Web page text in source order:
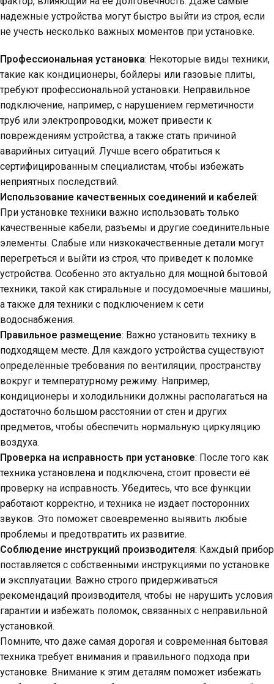
надежные устройства могут быстро выйти из строя, если
не учесть несколько важных моментов при установке.
Профессиональная установка: Некоторые виды техники,
такие как кондиционеры, бойлеры или газовые плиты,
требуют профессиональной установки. Неправильное
подключение, например, с нарушением герметичности
труб или электропроводки, может привести к
повреждениям устройства, а также стать причиной
аварийных ситуаций. Лучше всего обратиться к
сертифицированным специалистам, чтобы избежать
неприятных последствий.
Использование качественных соединений и кабелей:
При установке техники важно использовать только
качественные кабели, разъемы и другие соединительные
элементы. Слабые или низкокачественные детали могут
перегреться и выйти из строя, что приведет к поломке
устройства. Особенно это актуально для мощной бытовой
техники, такой как стиральные и посудомоечные машины,
а также для техники с подключением к сети
водоснабжения.
Правильное размещение: Важно установить технику в
подходящем месте. Для каждого устройства существуют
определённые требования по вентиляции, пространству
вокруг и температурному режиму. Например,
кондиционеры и холодильники должны располагаться на
достаточно большом расстоянии от стен и других
предметов, чтобы обеспечить нормальную циркуляцию
воздуха.
Проверка на исправность при установке: После того как
техника установлена и подключена, стоит провести её
проверку на исправность. Убедитесь, что все функции
работают корректно, и техника не издает посторонних
звуков. Это поможет своевременно выявить любые
проблемы и предотвратить их развитие.
Соблюдение инструкций производителя: Каждый прибор
поставляется с собственными инструкциями по установке
и эксплуатации. Важно строго придерживаться
рекомендаций производителя, чтобы не нарушить условия
гарантии и избежать поломок, связанных с неправильной
установкой.
Помните, что даже самая дорогая и современная бытовая
техника требует внимания и правильного подхода при
установке. Внимание к этим деталям поможет избежать